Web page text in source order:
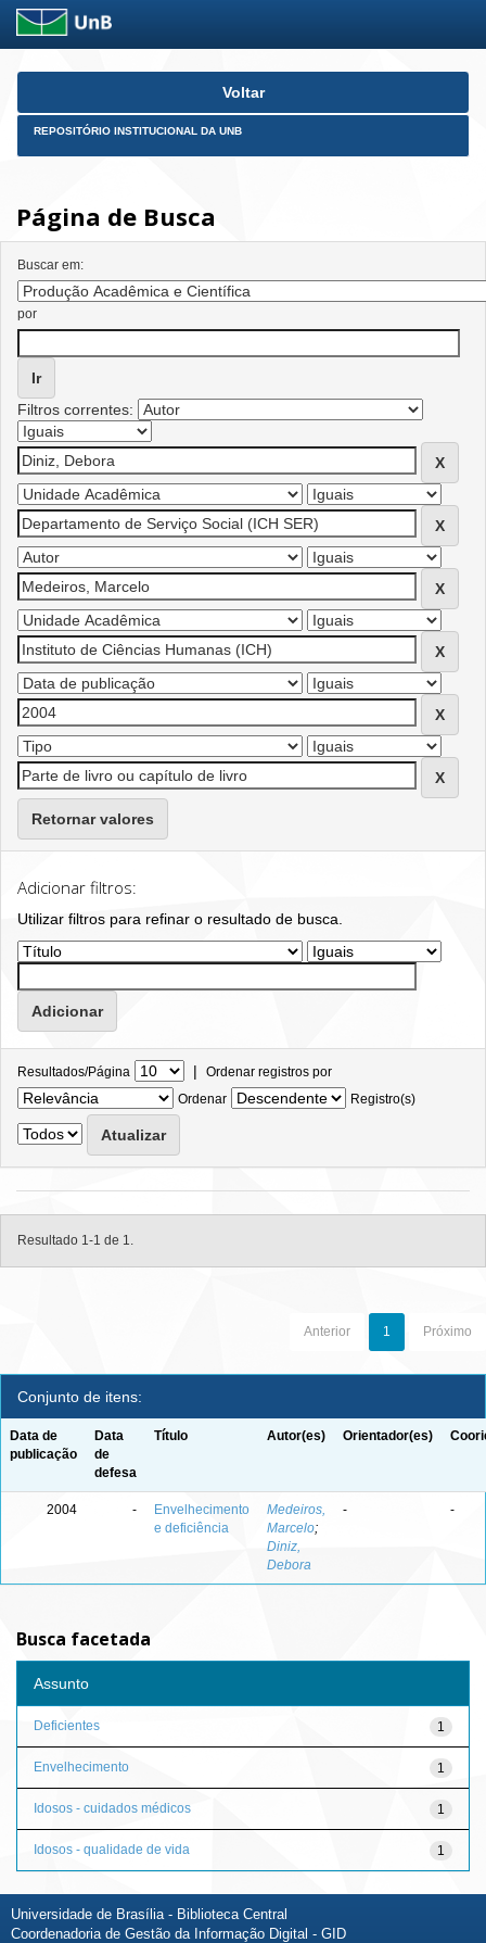
Skip
Voltar
REPOSITÓRIO INSTITUCIONAL DA UNB
Página de Busca
Buscar em:
por
Filtros correntes:
Retornar valores
Adicionar filtros:
Utilizar filtros para refinar o resultado de busca.
Resultados/Página | Ordenar registros por
Ordenar
Registro(s)
Resultado 1-1 de 1.
Anterior 1 Próximo
Conjunto de itens:
Data de
publicação
Data
de
defesa
Título Autor(es) Orientador(es)
2004 -
Envelhecimento
e deficiência
Medeiros,
Marcelo;
Diniz,
Debora
- -
Busca facetada
Assunto
1
Deficientes
1
Envelhecimento
1
Idosos - cuidados médicos
1
Idosos - qualidade de vida
Universidade de Brasília - Biblioteca Central
Coordenadoria de Gestão da Informação Digital - GID